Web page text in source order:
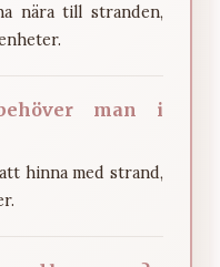
nära till stranden,
man i
hinna med strand,